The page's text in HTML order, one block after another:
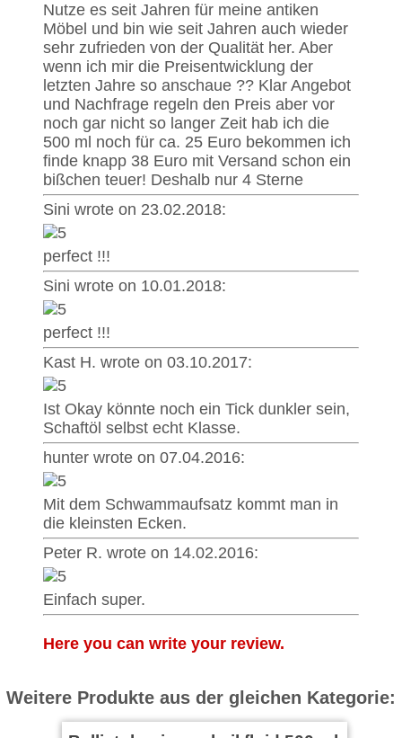
Nutze es seit Jahren für meine antiken
Möbel und bin wie seit Jahren auch wieder
sehr zufrieden von der Qualität her. Aber
wenn ich mir die Preisentwicklung der
letzten Jahre so anschaue ?? Klar Angebot
und Nachfrage regeln den Preis aber vor
noch gar nicht so langer Zeit hab ich die
500 ml noch für ca. 25 Euro bekommen ich
finde knapp 38 Euro mit Versand schon ein
bißchen teuer! Deshalb nur 4 Sterne
Sini wrote on 23.02.2018:
perfect !!!
Sini wrote on 10.01.2018:
perfect !!!
Kast H. wrote on 03.10.2017:
Ist Okay könnte noch ein Tick dunkler sein,
Schaftöl selbst echt Klasse.
hunter wrote on 07.04.2016:
Mit dem Schwammaufsatz kommt man in
die kleinsten Ecken.
Peter R. wrote on 14.02.2016:
Einfach super.
Here you can write your review.
Weitere Produkte aus der gleichen Kategorie: